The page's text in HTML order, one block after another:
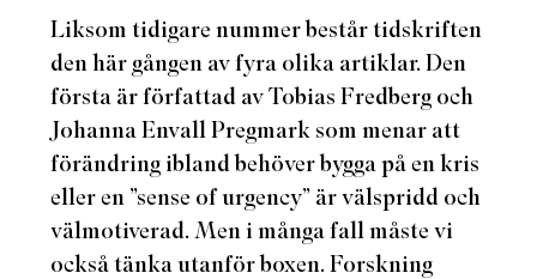
Liksom tidigare nummer består tidskriften
den här gången av fyra olika artiklar. Den
första är författad av Tobias Fredberg och
Johanna Envall Pregmark som menar att
förändring ibland behöver bygga på en kris
eller en ”sense ofurgency” är välspridd och
välmotiverad. Men i många fall måste vi
också tänka utanför boxen. Forskning